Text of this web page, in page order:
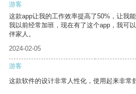
游客
这款app让我的工作效率提高了50%，让我
我以前经常加班，现在有了这个app，我可
伴家人。
2024-02-05
游客
这款软件的设计非常人性化，使用起来非常